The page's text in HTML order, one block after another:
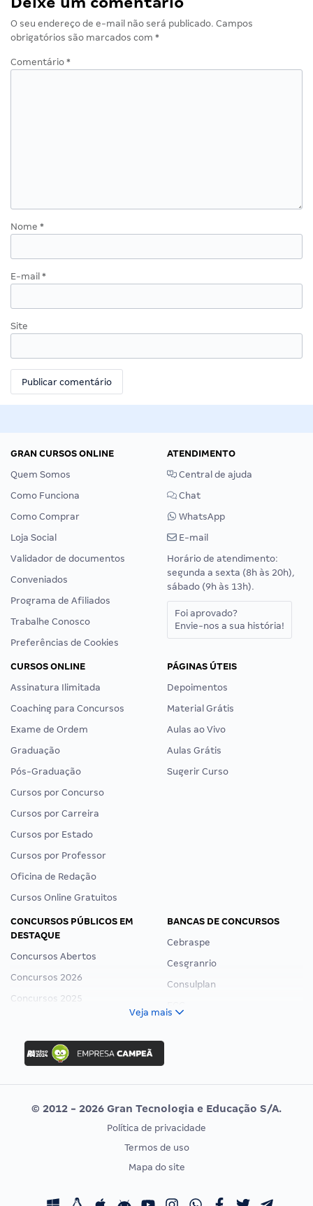
O seu endereço de e-mail não será publicado. Campos
obrigatórios são marcados com *
Comentário *
Nome *
E-mail *
Site
GRAN CURSOS ONLINE
Quem Somos
Como Funciona
Como Comprar
Loja Social
Validador de documentos
Conveniados
Programa de Afiliados
Trabalhe Conosco
Preferências de Cookies
ATENDIMENTO
Central de ajuda
Chat
WhatsApp
E-mail
Horário de atendimento:
segunda a sexta (8h às 20h),
sábado (9h às 13h).
Foi aprovado?
Envie-nos a sua história!
CURSOS ONLINE
Assinatura Ilimitada
Coaching para Concursos
Exame de Ordem
Graduação
Pós-Graduação
Cursos por Concurso
Cursos por Carreira
Cursos por Estado
Cursos por Professor
Oficina de Redação
Cursos Online Gratuitos
PÁGINAS ÚTEIS
Depoimentos
Material Grátis
Aulas ao Vivo
Aulas Grátis
Sugerir Curso
CONCURSOS PÚBLICOS EM
DESTAQUE
Concursos Abertos
Concursos 2026
Concursos 2025
Concurso Ibama
Concurso MPU
Editais publicados
BANCAS DE CONCURSOS
Cebraspe
Cesgranrio
Consulplan
Vunesp
CONCURSOS POR PROFISSÃO
Concursos Fiscais
EXAME DE ORDEM
Calendário OAB
Veja mais
© 2012 - 2026 Gran Tecnologia e Educação S/A.
Política de privacidade
Termos de uso
Mapa do site